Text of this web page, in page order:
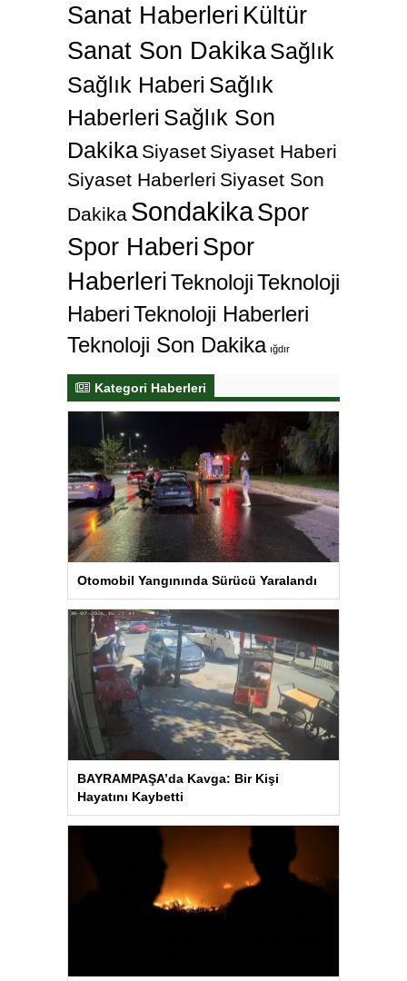
Sanat Haberleri Kültür
Sanat Son DakikaSağlık
Sağlık Haberi Sağlık
Haberleri Sağlık Son
Dakika Siyaset Siyaset Haberi
Siyaset Haberleri Siyaset Son
Dakika SondakikaSpor
Spor Haberi Spor
HaberleriTeknolojiTeknoloji
HaberiTeknoloji Haberleri
Teknoloji Son Dakika ığdır
Kategori Haberleri
Otomobil Yangınında Sürücü Yaralandı
BAYRAMPAŞA’da Kavga: Bir Kişi
Hayatını Kaybetti